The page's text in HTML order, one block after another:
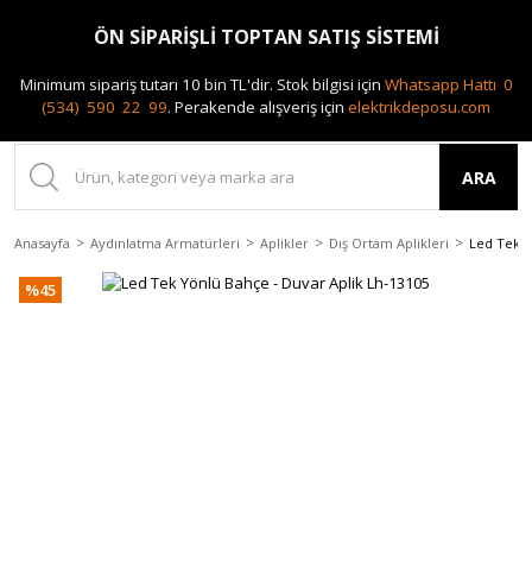
0(212) 240 87 88
ARA
Anasayfa Aydınlatma Armatürleri Aplikler Dış Ortam Aplikleri Led Tek
%45
ÖN SİPARİŞLİ TOPTAN SATIŞ SİSTEMİ
Minimum sipariş tutarı 10 bin TL'dir. Stok bilgisi için Whatsapp Hattı 0
(534) 590 22 99. Perakende alışveriş için elektrikdeposu.com